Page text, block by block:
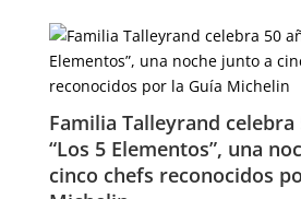
Familia Talleyrand celebra
“Los 5 Elementos”, una
cinco chefs reconocidos